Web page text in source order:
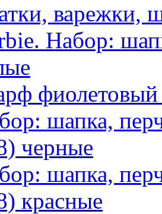
варежки,
Набор:
шапка,
черные
шапка,
красные